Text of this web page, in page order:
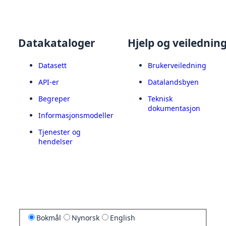
Datakataloger
Datasett
API-er
Begreper
Informasjonsmodeller
Tjenester og
hendelser
Hjelp og
Brukerveiledning
Datalandsbyen
Teknisk
dokumentasjon
Bokmål Nynorsk English